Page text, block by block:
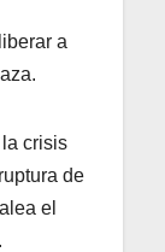
a
crisis
de
el